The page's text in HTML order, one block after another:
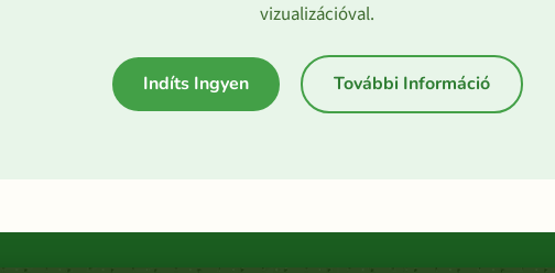
vizualizációval.
Indíts Ingyen További Információ